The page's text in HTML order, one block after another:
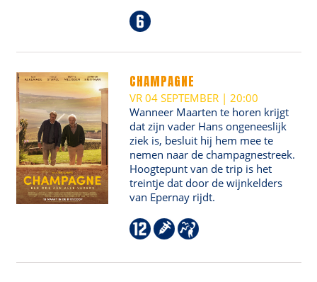
CHAMPAGNE
VR 04 SEPTEMBER | 20:00
Wanneer Maarten te horen krijgt
dat zijn vader Hans ongeneeslijk
ziek is, besluit hij hem mee te
nemen naar de champagnestreek.
Hoogtepunt van de trip is het
treintje dat door de wijnkelders
van Epernay rijdt.